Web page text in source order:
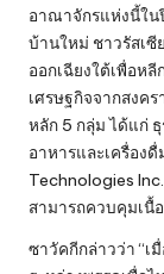
อาณาจักรแห่งนี้ใน
บ้านใหม่ ชาวรัสเซี
ออกเฉียงใต้เพื่อห
เศรษฐกิจจากสงค
หลัก 5 กลุ่ม ได้แก่
อาหารและเครื่อง
Technologies
สามารถควบคุมเนื้
ซาวัคกีกล่าวว่า “